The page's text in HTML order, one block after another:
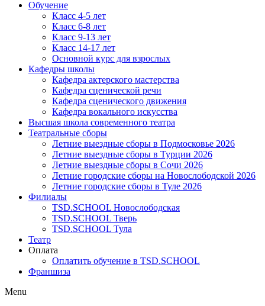
Обучение
Класс 4-5 лет
Класс 6-8 лет
Класс 9-13 лет
Класс 14-17 лет
Основной курс для взрослых
Кафедры школы
Кафедра актерского мастерства
Кафедра сценической речи
Кафедра сценического движения
Кафедра вокального искусства
Высшая школа современного театра
Театральные сборы
Летние выездные сборы в Подмосковье 2026
Летние выездные сборы в Турции 2026
Летние выездные сборы в Сочи 2026
Летние городские сборы на Новослободской 2026
Летние городские сборы в Туле 2026
Филиалы
TSD.SCHOOL Новослободская
TSD.SCHOOL Тверь
TSD.SCHOOL Тула
Театр
Оплата
Оплатить обучение в TSD.SCHOOL
Франшиза
Menu